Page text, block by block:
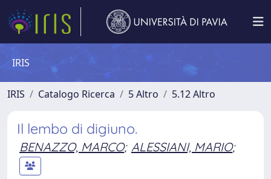
IRIS
IRIS Catalogo Ricerca 5 Altro 5.12 Altro
Il lembo di digiuno.
BENAZZO, MARCO; ALESSIANI, MARIO;